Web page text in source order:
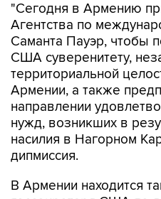
"Сегодня в Армению
Агентства по
Саманта Пауэр, чтобы
США суверенитету,
территориальной
Армении, а также
направлении
нужд, возникших в
насилия в Нагорном
дипмиссия.
В Армении находится